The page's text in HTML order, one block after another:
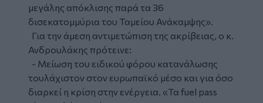
μεγάλης απόκλισης παρά τα 36
δισεκατομμύρια του Ταμείου Ανάκαμψης».
Για την άμεση αντιμετώπιση της ακρίβειας, ο κ.
Ανδρουλάκης πρότεινε:
- Μείωση του ειδικού φόρου κατανάλωσης
τουλάχιστον στον ευρωπαϊκό μέσο και για όσο
διαρκεί η κρίση στην ενέργεια. «Τα fuel pass